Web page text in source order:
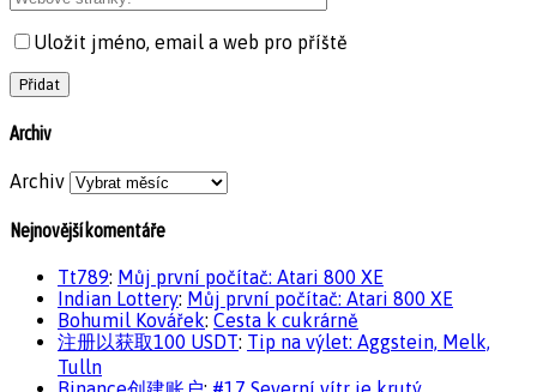
Uložit jméno, email a web pro příště
Archiv
Archiv
Nejnovější komentáře
Tt789: Můj první počítač: Atari 800 XE
Indian Lottery: Můj první počítač: Atari 800 XE
Bohumil Kovářek: Cesta k cukrárně
注册以获取100 USDT: Tip na výlet: Aggstein, Melk,
Tulln